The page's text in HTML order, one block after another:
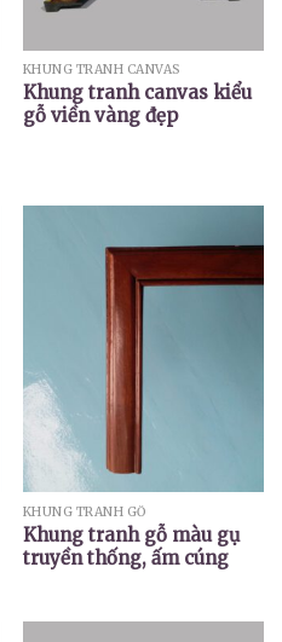
KHUNG TRANH CANVAS
Khung tranh canvas kiểu
gỗ viền vàng đẹp
KHUNG TRANH GỖ
Khung tranh gỗ màu gụ
truyền thống, ấm cúng